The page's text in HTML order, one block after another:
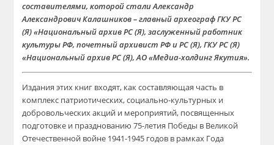
составителями, которой стали Александр
Александрович Калашников – главный археограф ГКУ РС
(Я) «Национальный архив РС (Я), заслуженный работник
культуры РФ, почетный архивист РФ и РС (Я), ГКУ РС (Я)
«Национальный архив РС (Я), АО «Медиа-холдинг Якутия».
Издания этих книг входят, как составляющая часть в
комплекс патриотических, социально-культурных и
добровольческих акций и мероприятий, посвященных
подготовке и празднованию 75-летия Победы в Великой
Отечественной войне 1941-1945 годов в рамках Года